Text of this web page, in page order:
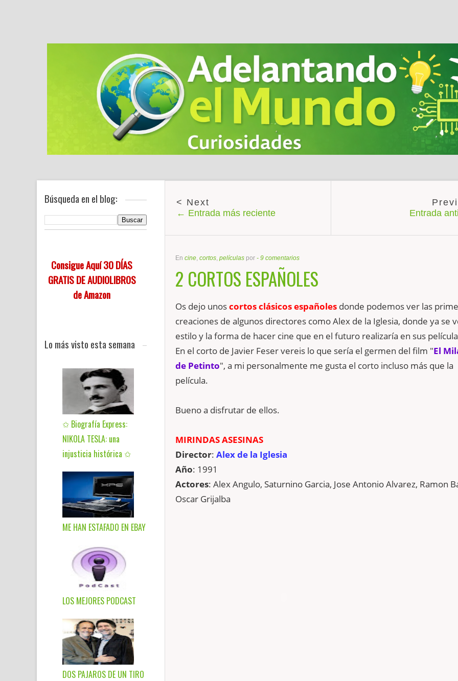
Búsqueda en el blog:
Consigue Aquí 30 DÍAS
GRATIS DE AUDIOLIBROS
de Amazon
Lo más visto esta semana
✩ Biografía Express:
NIKOLA TESLA: una
injusticia histórica ✩
ME HAN ESTAFADO EN EBAY
LOS MEJORES PODCAST
DOS PAJAROS DE UN TIRO
← Entrada más reciente Entrada
En cine, cortos, películas por - 9 comentarios
2 CORTOS ESPAÑOLES
Os dejo unoscortos clásicos españolesdonde podemos ver las
creaciones de algunos directores como Alex de la Iglesia, donde ya se
estilo y la forma de hacer cine que en el futuro realizaría en sus
En el corto de Javier Feser vereis lo que sería el germen del film "El
de Petinto", a mi personalmente me gusta el corto incluso más que la
película.
Bueno a disfrutar de ellos.
MIRINDAS ASESINAS
Director: Alex de la Iglesia
Año: 1991
Actores: Alex Angulo, Saturnino Garcia, Jose Antonio Alvarez, Ramon
Oscar Grijalba